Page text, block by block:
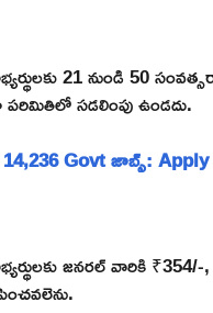
21 నుండి 50
పరిమితిలో సడలింపు ఉండదు.
Govt జాబ్స్: Apply
జనరల్ వారికి